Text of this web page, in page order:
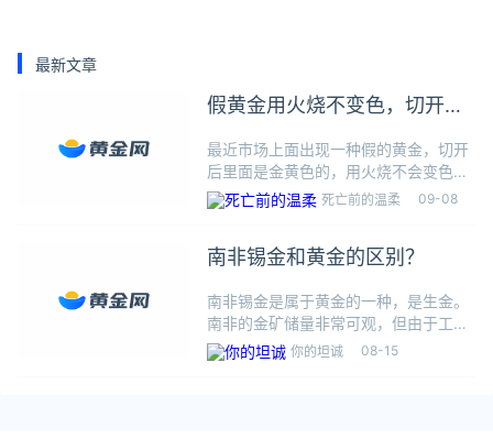
最新文章
假黄金用火烧不变色，切开来
么材质的？
最近市场上面出现一种假的黄金，切开
后里面是金黄色的，用火烧不会变色，
放水中沉底，无法被吸铁石吸住，外观
跟真的黄金很相似，价格也很便宜（宣
非锡金。这种假黄金如何区别1
死亡前的温柔 09-08
南非锡金和黄金的区别？
南非锡金是属于黄金的一种，是生金。
南非的金矿储量非常可观，但由于工艺
相对落后，所开采出的金矿含有一部分
金属锡，市面上也称之为锡金。锡金的
你的坦诚 08-15